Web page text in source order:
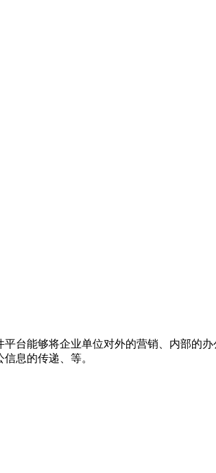
台能够将企业单位对外的营销、内部的
息的传递、等。